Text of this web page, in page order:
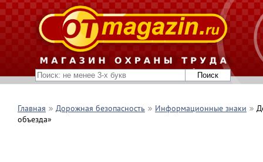
Главная Дорожная безопасность Информационные знаки
объезда»